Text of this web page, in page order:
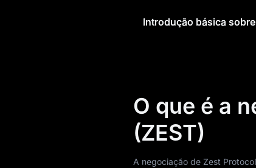
Introdução básica sobre
O que é a
(ZEST)
A negociação de Zest